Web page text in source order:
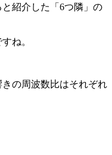
紹介した「 6つ隣」の
ね。
の周波数比はそれぞれ